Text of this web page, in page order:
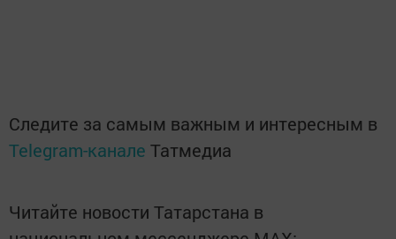
Следите за самым важным и интересным в
Telegram-канале Татмедиа
Читайте новости Татарстана в